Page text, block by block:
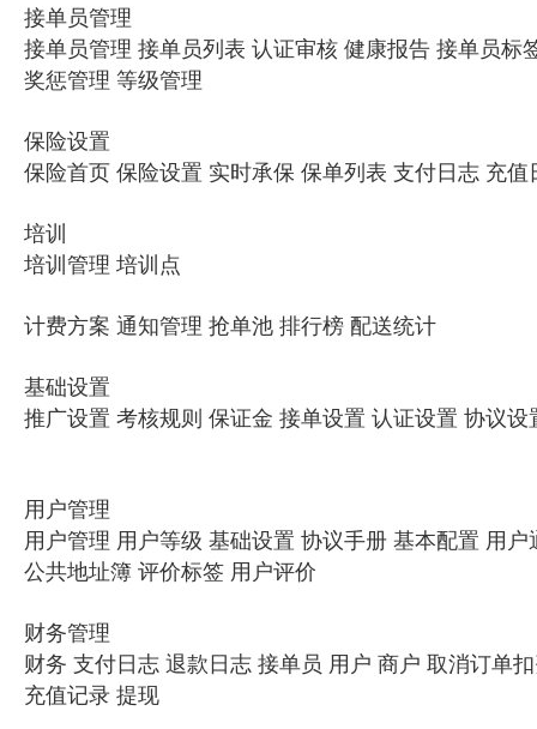
接单员管理
接单员管理 接单员列表 认证审核 健康报告 接单员标
奖惩管理 等级管理
保险设置
保险首页 保险设置 实时承保 保单列表 支付日志 充值
培训
培训管理 培训点
计费方案 通知管理 抢单池 排行榜 配送统计
基础设置
推广设置 考核规则 保证金 接单设置 认证设置 协议设
用户管理
用户管理 用户等级 基础设置 协议手册 基本配置 用户
公共地址簿 评价标签 用户评价
财务管理
财务 支付日志 退款日志 接单员 用户 商户 取消订单
充值记录 提现